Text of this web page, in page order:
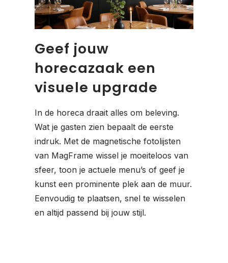
Geef jouw
horecazaak een
visuele upgrade
In de horeca draait alles om beleving.
Wat je gasten zien bepaalt de eerste
indruk. Met de magnetische fotolijsten
van MagFrame wissel je moeiteloos van
sfeer, toon je actuele menu’s of geef je
kunst een prominente plek aan de muur.
Eenvoudig te plaatsen, snel te wisselen
en altijd passend bij jouw stijl.